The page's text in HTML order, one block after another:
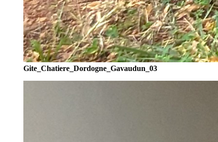
Gite_Chatiere_Dordogne_Gavaudun_03